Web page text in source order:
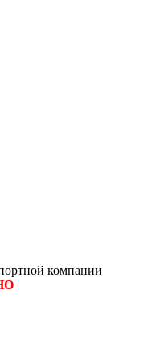
компании